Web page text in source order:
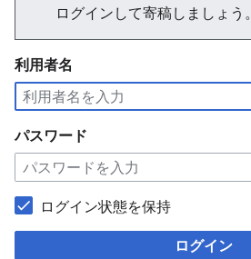
ログインして寄稿しましょう。
利用者名
パスワード
ログイン状態を保持
ログイン